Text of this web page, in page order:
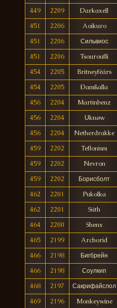
449
2209
Darkaxell
451
2206
Aoikuro
451
2206
Сильвиос
451
2206
Tsourouflì
454
2205
Britneyfèárs
454
2205
Ðamßalla
456
2204
Martinbenz
456
2204
Uknøw
456
2204
Netherdrakke
459
2202
Teflonism
459
2202
Nevron
459
2202
Борисболт
462
2201
Pukolka
462
2201
Súth
464
2200
Shenx
465
2199
Archorid
466
2198
Бигбрейн
466
2198
Соулкип
468
2197
Сакрифайслол
469
2196 Monkeywine